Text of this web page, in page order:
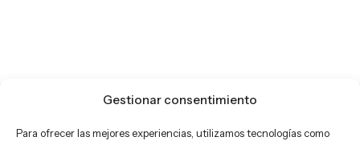
Gestionar consentimiento
Para ofrecer las mejores experiencias, utilizamos tecnologías como